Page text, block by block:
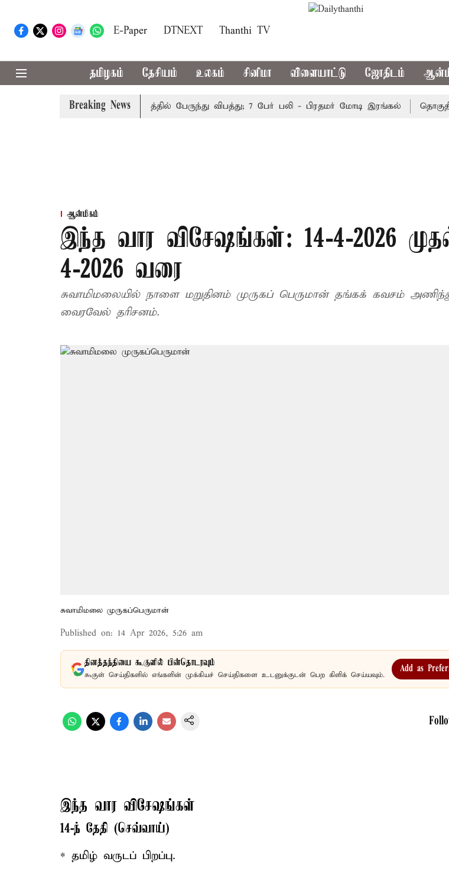
E-Paper DTNEXT Thanthi TV
தமிழகம் தேசியம் உலகம் சினிமா விளையாட்டு ஜோதிடம்
Breaking News
நிறுத்தம் இமாச்சலத்தில் பேருந்து விபத்து; 7 பேர் பலி - பிரதமர் மோடி இரங்கல் தொகுதி
ஆன்மிகம்
இந்த வார விசேஷங்கள்: 14-4-2026
4-2026 வரை
சுவாமிமலையில் நாளை மறுதினம் முருகப் பெருமான் தங்கக் கவசம்
வைரவேல் தரிசனம்.
சுவாமிமலை முருகப்பெருமான்
Published on: 14 Apr 2026, 5:26 am
தினத்தந்தியை கூகுளில் பின்தொடரவும்
கூகுள் செய்திகளில் எங்களின் முக்கியச் செய்திகளை உடனுக்குடன் பெற கிளிக் செய்யவும்.
Add as
இந்த வார விசேஷங்கள்
14-ந் தேதி (செவ்வாய்)
* தமிழ் வருடப் பிறப்பு.